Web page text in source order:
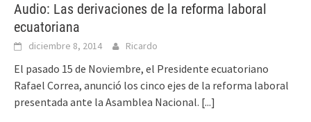
Audio: Las derivaciones de la reforma laboral
ecuatoriana
diciembre 8, 2014 Ricardo
El pasado 15 de Noviembre, el Presidente ecuatoriano
Rafael Correa, anunció los cinco ejes de la reforma laboral
presentada ante la Asamblea Nacional. [...]